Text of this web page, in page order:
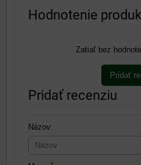
Hodnotenie
Zatiaľ bez
Pridať
Pridať recenziu
Názov: